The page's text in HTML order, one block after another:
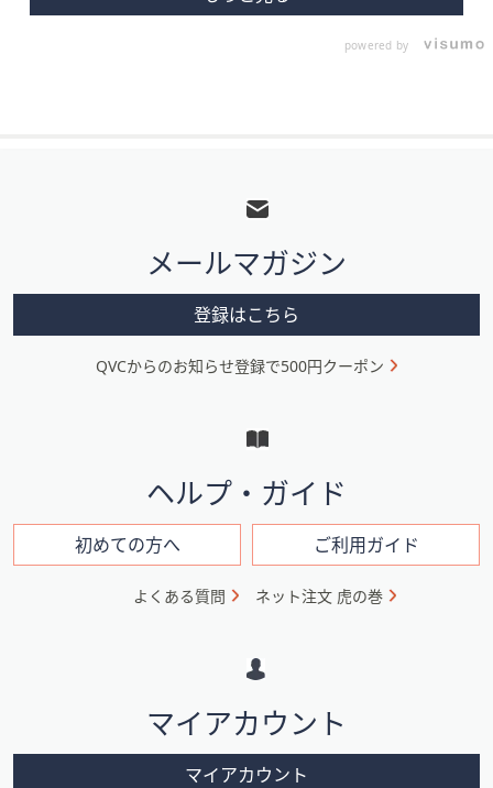
powered by
メ
ニ
ン
ン
メールマガジン
登録はこちら
QVCからのお知らせ登録で500円クーポン
ヘルプ・ガイド
初めての方へ ご利用ガイド
よくある質問 ネット注文 虎の巻
マイアカウント
マイアカウント